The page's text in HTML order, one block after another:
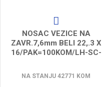
NOSAC VEZICE NA
ZAVR.7,6mm BELI 22,.3 X
16/PAK=100KOM/LH-SC-
NA STANJU 42771 KOM